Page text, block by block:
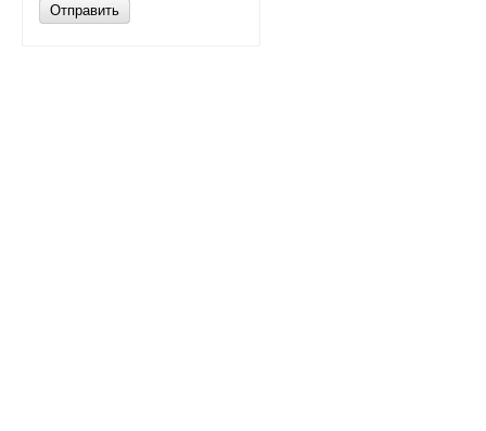
Отправить